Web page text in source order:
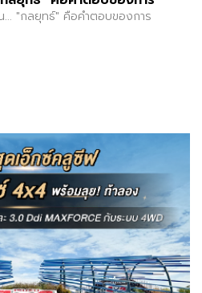
... "กลยุทธ์" คือคำตอบของการ